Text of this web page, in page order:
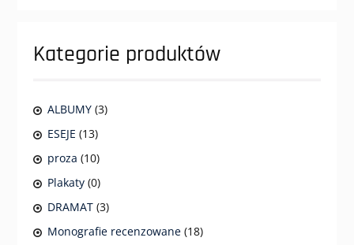
Kategorie produktów
ALBUMY (3)
ESEJE (13)
proza (10)
Plakaty (0)
DRAMAT (3)
Monografie recenzowane (18)